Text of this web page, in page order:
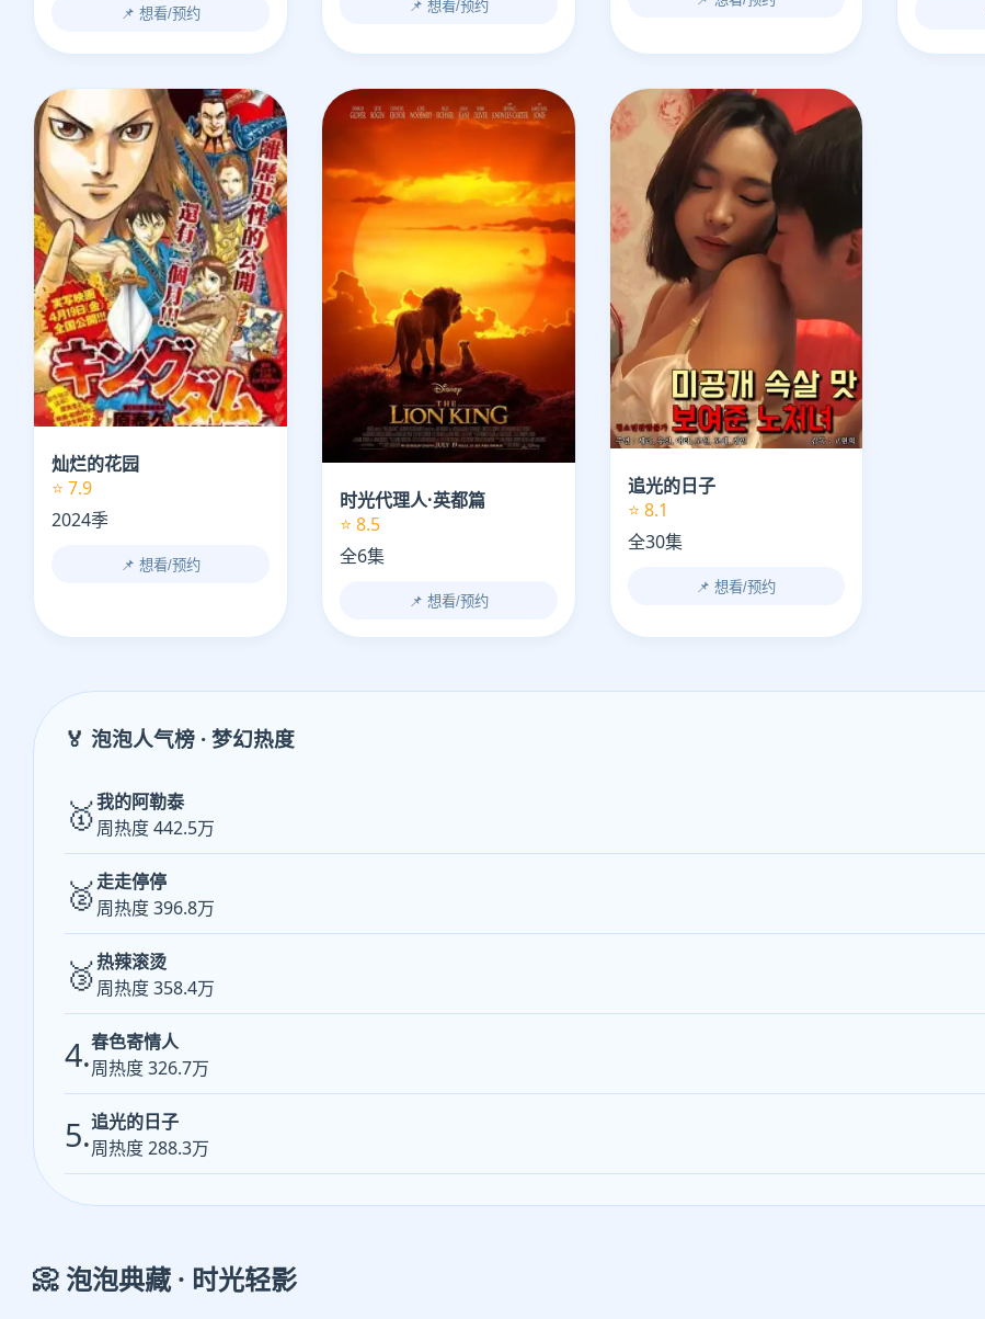
📌 想看/预约 📌 想看/预约
灿烂的花园
⭐ 7.9
2024季
📌 想看/预约
时光代理人·英都篇
⭐ 8.5
全6集
📌 想看/预约
追光的日子
⭐ 8.1
全30集
📌 想看/预约
🏅 泡泡人气榜 · 梦幻热度
🥇我的阿勒泰
周热度 442.5万
🥈走走停停
周热度 396.8万
🥉热辣滚烫
周热度 358.4万
4.春色寄情人
周热度 326.7万
5.追光的日子
周热度 288.3万
📀 泡泡典藏 · 时光轻影